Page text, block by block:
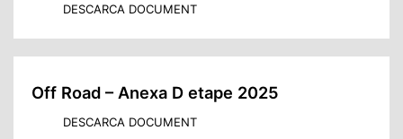
DESCARCA DOCUMENT
Off Road – Anexa D etape 2025
DESCARCA DOCUMENT